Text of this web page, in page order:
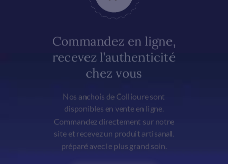
Commandez en ligne,
recevez l’authenticité
chez vous
Nos anchois de Collioure sont
disponibles en vente en ligne.
Commandez directement sur notre
site et recevez un produit artisanal,
préparé avec le plus grand soin.